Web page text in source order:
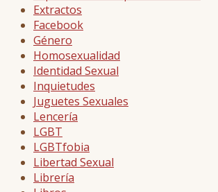
Extractos
Facebook
Género
Homosexualidad
Identidad Sexual
Inquietudes
Juguetes Sexuales
Lencería
LGBT
LGBTfobia
Libertad Sexual
Librería